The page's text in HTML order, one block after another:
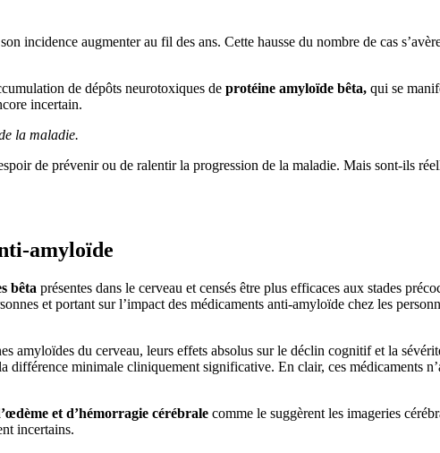
incidence augmenter au fil des ans. Cette hausse du nombre de cas
de dépôts neurotoxiques de protéine amyloïde bêta,qui se
incertain.
la maladie.
de prévenir ou de ralentir la progression de la maladie. Mais sont-ils
amyloïde
bêta présentes dans le cerveau et censés être plus efficaces aux stades
et portant sur l’impact des médicaments anti-amyloïde chez les
amyloïdes du cerveau, leurs effets absolus sur le déclin cognitif et la
différence minimale cliniquement significative. En clair, ces médicaments
et d’hémorragie cérébralecomme le suggèrent les imageries
incertains.